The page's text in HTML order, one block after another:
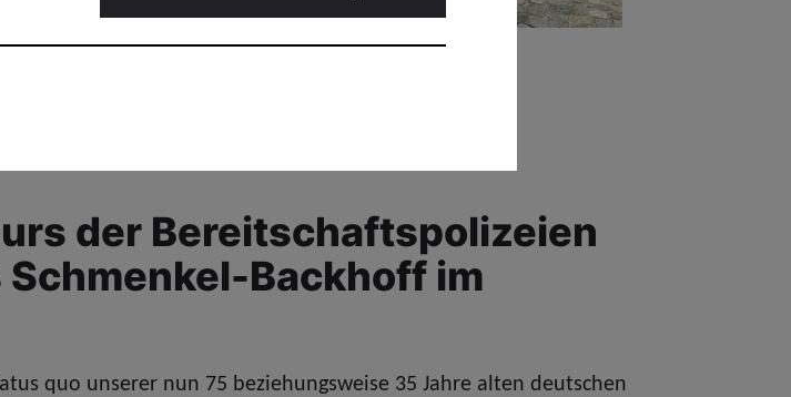
der Bereitschaftspolizeien
Schmenkel-Backhoff im
quo unserer nun 75 beziehungsweise 35 Jahre alten deutschen